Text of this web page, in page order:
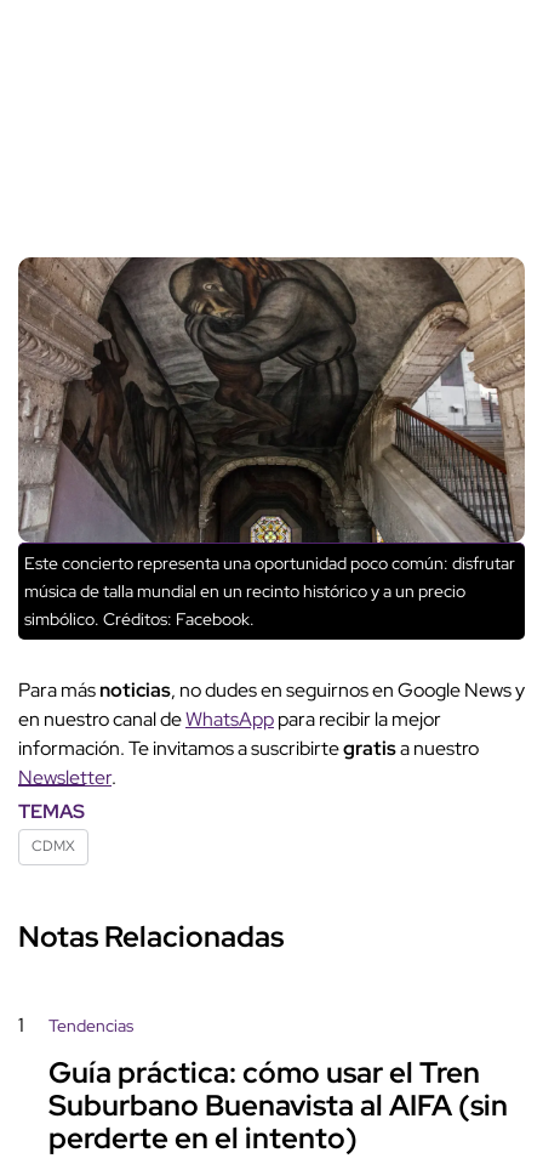
Este concierto representa una oportunidad poco común: disfrutar
música de talla mundial en un recinto histórico y a un precio
simbólico. Créditos: Facebook.
Para másnoticias, no dudes en seguirnos en Google News y
en nuestro canal deWhatsApppara recibir la mejor
información. Te invitamos a suscribirtegratisa nuestro
Newsletter.
TEMAS
CDMX
Notas Relacionadas
1 Tendencias
Guía práctica: cómo usar el Tren
Suburbano Buenavista al AIFA (sin
perderte en el intento)